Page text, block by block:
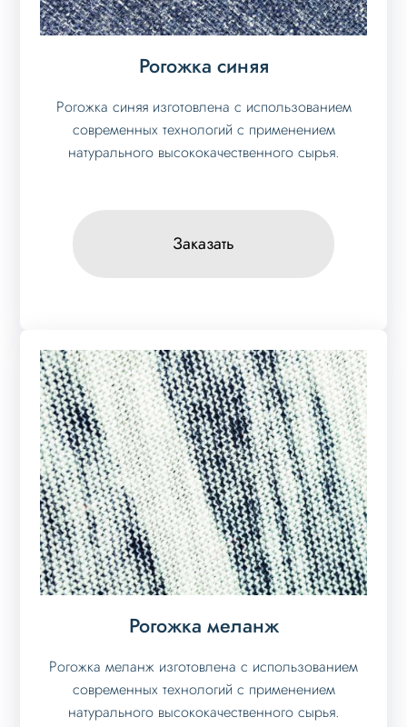
Рогожка синяя
Рогожка синяя изготовлена с использованием
современных технологий с применением
натурального высококачественного сырья.
Заказать
Рогожка меланж
Рогожка меланж изготовлена с использованием
современных технологий с применением
натурального высококачественного сырья.